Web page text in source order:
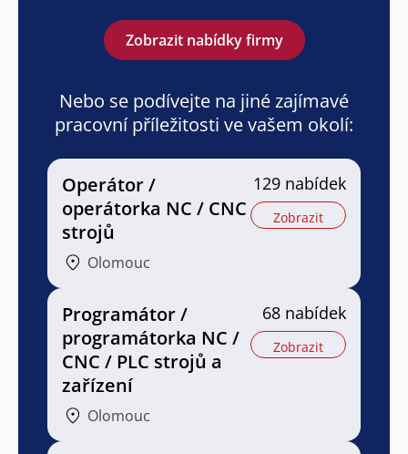
Zobrazit nabídky firmy
Nebo se podívejte na jiné zajímavé
pracovní příležitosti ve vašem okolí:
Operátor /
operátorka NC / CNC
strojů
Olomouc
129 nabídek
Zobrazit
Programátor /
programátorka NC /
CNC / PLC strojů a
zařízení
Olomouc
68 nabídek
Zobrazit